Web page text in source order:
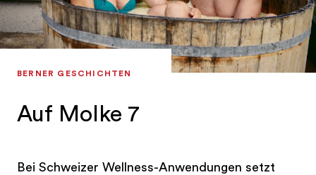
BERNER GESCHICHTEN
Auf Molke 7
Bei Schweizer Wellness-Anwendungen setzt